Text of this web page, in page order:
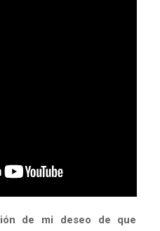
de mi deseo de que